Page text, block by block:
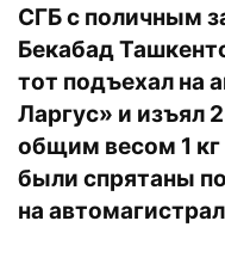
СГБ с поличным
Бекабад
тот подъехал на
Ларгус» и изъял
общим весом 1
были спрятаны
на